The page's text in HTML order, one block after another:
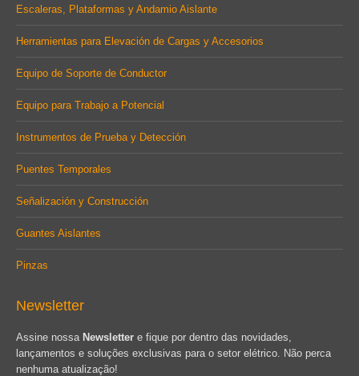
Escaleras, Plataformas y Andamio Aislante
Herramientas para Elevación de Cargas y Accesorios
Equipo de Soporte de Conductor
Equipo para Trabajo a Potencial
Instrumentos de Prueba y Detección
Puentes Temporales
Señalización y Construcción
Guantes Aislantes
Pinzas
Newsletter
Assine nossa Newsletter e fique por dentro das novidades,
lançamentos e soluções exclusivas para o setor elétrico. Não perca
nenhuma atualização!